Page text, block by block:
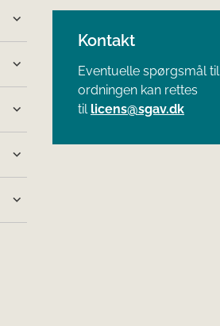
Kontakt
Eventuelle spørgsmål til
ordningen kan rettes
til licens@sgav.dk